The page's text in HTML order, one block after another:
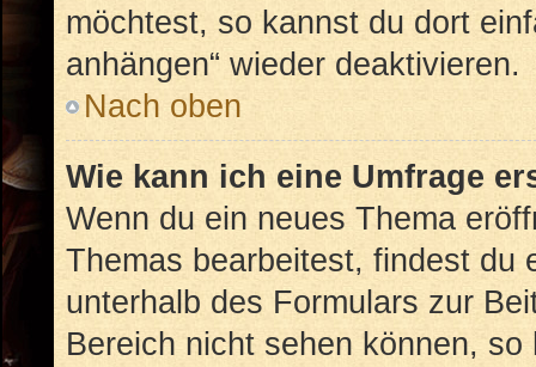
möchtest, so kannst du dort
anhängen“ wieder deaktivieren.
Nach oben
Wie kann ich eine Umfrage
Wenn du ein neues Thema
Themas bearbeitest, findest du
unterhalb des Formulars zur
Bereich nicht sehen können,